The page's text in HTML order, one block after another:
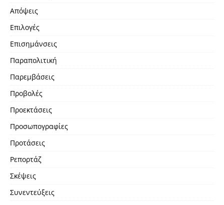
Απόψεις
Επιλογές
Επισημάνσεις
Παραπολιτική
Παρεμβάσεις
Προβολές
Προεκτάσεις
Προσωπογραφίες
Προτάσεις
Ρεπορτάζ
Σκέψεις
Συνεντεύξεις